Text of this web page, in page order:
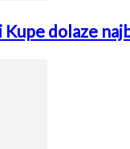
Kupe dolaze